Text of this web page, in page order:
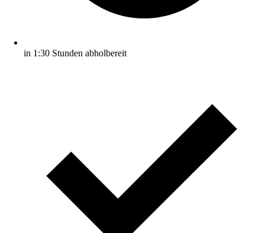
in 1:30 Stunden abholbereit